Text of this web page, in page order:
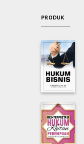
PRODUK